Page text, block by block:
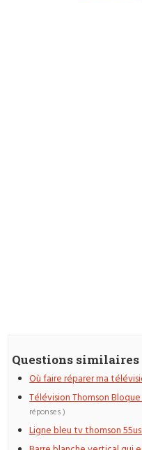
Questions similaires
Où faire réparer ma
Télévision Thomson
réponses )
Ligne bleu tv thomson